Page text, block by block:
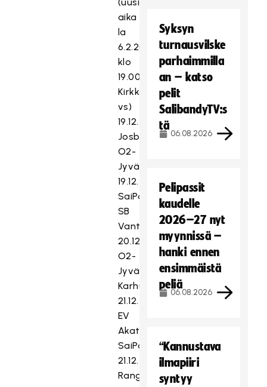
aika
la
6.2.2021
klo
19.00
Kirkkonummen
vs)
19.12.
Josba–
O2-
Jyväskylä
19.12.
SaiPa–
SB
Vantaa
20.12.
O2-
Jyväskylä–
Karhut
21.12.
EV
Akatemia–
SaiPa
21.12.
Rangers–
Syksyn
turnausvilske
parhaimmilla
an – katso
pelit
SalibandyTV:s
tä
06.08.2026
Pelipassit
kaudelle
2026–27 nyt
myynnissä –
hanki ennen
ensimmäistä
peliä
06.08.2026
“Kannustava
ilmapiiri
syntyy